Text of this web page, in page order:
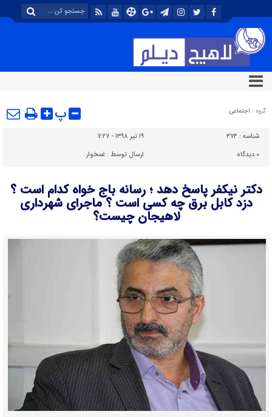
گروه : اجتماعی پ
شناسه : ۳۷۴
۱۹ تیر ۱۳۹۸ - ۷:۲۷
۰ دیدگاه ارسال توسط :غمخوار
دکتر نیکفر پاسخ دهد ؛ رسانه باج خواه کدام است ؟
دزد کابل برق چه کسی است ؟ ماجرای شهرداری
لاهیجان چیست؟